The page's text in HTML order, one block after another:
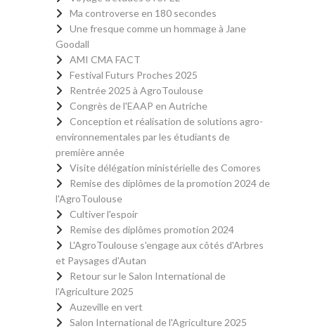
Ma controverse en 180 secondes
Une fresque comme un hommage à Jane
Goodall
AMI CMA FACT
Festival Futurs Proches 2025
Rentrée 2025 à AgroToulouse
Congrès de l'EAAP en Autriche
Conception et réalisation de solutions agro-
environnementales par les étudiants de
première année
Visite délégation ministérielle des Comores
Remise des diplômes de la promotion 2024 de
l'AgroToulouse
Cultiver l'espoir
Remise des diplômes promotion 2024
L'AgroToulouse s'engage aux côtés d'Arbres
et Paysages d'Autan
Retour sur le Salon International de
l'Agriculture 2025
Auzeville en vert
Salon International de l'Agriculture 2025